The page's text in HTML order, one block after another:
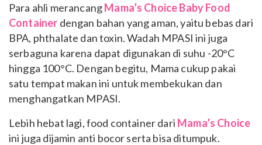
Para ahli merancangMama’s Choice Baby Food
Container dengan bahan yang aman, yaitu bebas dari
BPA, phthalate dan toxin. Wadah MPASI ini juga
serbaguna karena dapat digunakan di suhu -20°C
hingga 100°C. Dengan begitu, Mama cukup pakai
satu tempat makan ini untuk membekukan dan
menghangatkan MPASI.
Lebih hebat lagi, food container dari Mama’s Choice
ini juga dijamin anti bocor serta bisa ditumpuk.